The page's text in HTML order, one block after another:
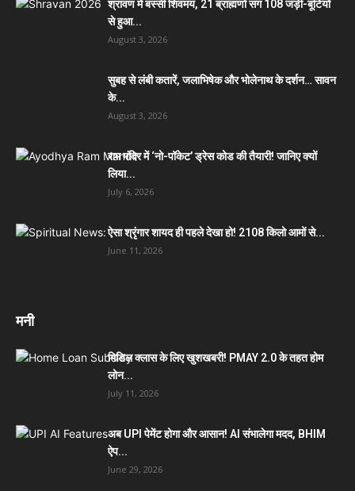
श्रावण में बस्सी शिवमय, 21 ब्राह्मणों संग 108 जड़ी-बूटियों
से हुआ...
August 3, 2026
सुबह से लंबी कतारें, जलाभिषेक और भोलेनाथ के दर्शन… सावन
के...
August 3, 2026
राम मंदिर में ‘नो-पॉकेट’ ड्रेस कोड की तैयारी! जानिए क्यों
लिया...
July 6, 2026
ऐसा श्रृंगार शायद ही पहले देखा हो! 2108 किलो आमों से...
June 11, 2026
मनी
मिडिल क्लास के लिए खुशखबरी! PMAY 2.0 के तहत होम
लोन...
July 11, 2026
अब UPI पेमेंट होगा और आसान! AI संभालेगा मदद, BHIM
ऐप...
June 29, 2026